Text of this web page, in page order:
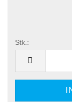
Stk.: